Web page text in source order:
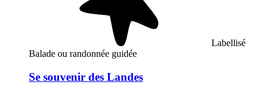
Labellisé
Balade ou randonnée guidée
Se souvenir des Landes